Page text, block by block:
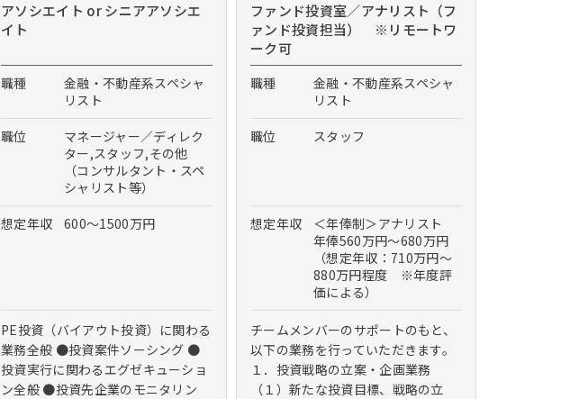
アソシエイト or シニアアソシエ
イト
職種
金融・不動産系スペシャ
リスト
職位
マネージャー／ディレク
ター,スタッフ,その他
（コンサルタント・スペ
シャリスト等）
想定年収
600～1500万円
PE投資（バイアウト投資）に関わる
業務全般 ●投資案件ソーシング ●
投資実行に関わるエグゼキューショ
ン全般 ●投資先企業のモニタリン
ファンド投資室／アナリスト（フ
ァンド投資担当） ※リモートワ
ーク可
職種
金融・不動産系スペシャ
リスト
職位
スタッフ
想定年収
＜年俸制＞アナリスト
年俸560万円～680万円
（想定年収：710万円～
880万円程度 ※年度評
価による）
チームメンバーのサポートのもと、
以下の業務を行っていただきます。
１．投資戦略の立案・企画業務
（１）新たな投資目標、戦略の立